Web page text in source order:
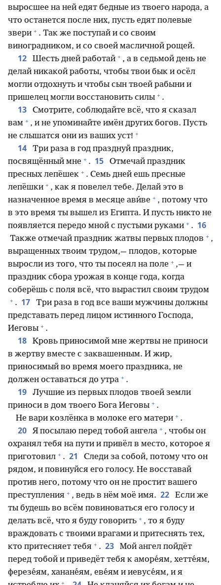
выросшее на ней едят бедные из твоего народа, а
что останется после них, пусть едят полевые
звери + . Так же поступай и со своим
виноградником, и со своей масличной рощей.
12 Шесть дней работай + , а в седьмой день не
делай никакой работы, чтобы твои бык и осёл
могли отдохнуть и чтобы сын твоей рабыни и
пришелец могли восстановить силы + .
13
Смотрите, соблюдайте всё, что я сказал
вам + , и не упоминайте имён других богов. Пусть
не слышатся они из ваших уст! +
14
Три раза в год празднуй праздник,
посвящённый мне + . 15
Отмечай праздник
пресных лепёшек + . Семь дней ешь пресные
лепёшки + , как я повелел тебе. Делай это в
назначенное время в месяце ави́ве + , потому что
в это время ты вышел из Египта. И пусть никто не
появляется передо мной с пустыми руками + . 16
Также отмечай праздник жатвы первых плодов + ,
выращенных твоим трудом,— плодов, которые
выросли из того, что ты посеял на поле + ,— и
праздник сбора урожая в конце года, когда
соберёшь с поля всё, что вырастил своим трудом
+ . 17
Три раза в год все ваши мужчины должны
представать перед лицом истинного Господа,
Иеговы + .
18
Кровь приносимой мне жертвы не приноси
в жертву вместе с заквашенным. И жир,
приносимый во время моего праздника, не
должен оставаться до утра + .
19
Лучшие из первых плодов твоей земли
приноси в дом твоего Бога Иеговы + .
Не вари козлёнка в молоке его матери + .
20 Я посылаю перед тобой ангела + , чтобы он
охранял тебя на пути и привёл в место, которое я
приготовил + . 21
Следи за собой, потому что он
рядом, и повинуйся его голосу. Не восставай
против него, потому что он не простит вашего
преступления + , ведь в нём моё имя. 22
Если же
ты будешь во всём повиноваться его голосу и
делать всё, что я буду говорить + , то я буду
враждовать с твоими врагами и притеснять тех,
кто притесняет тебя + . 23
Мой ангел пойдёт
перед тобой и приведёт тебя к аморе́ям, хетте́ям,
ферезе́ям, ханане́ям, еве́ям и иевусе́ям, и я
+